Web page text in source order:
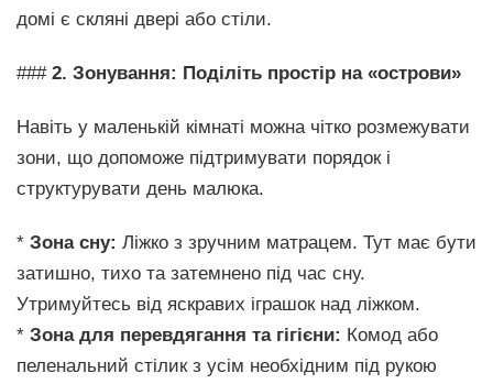
домі є скляні двері або стіли.
### 2. Зонування: Поділіть простір на «острови»
Навіть у маленькій кімнаті можна чітко розмежувати
зони, що допоможе підтримувати порядок і
структурувати день малюка.
* Зона сну: Ліжко з зручним матрацем. Тут має бути
затишно, тихо та затемнено під час сну.
Утримуйтесь від яскравих іграшок над ліжком.
* Зона для перевдягання та гігієни: Комод або
пеленальний стілик з усім необхідним під рукою